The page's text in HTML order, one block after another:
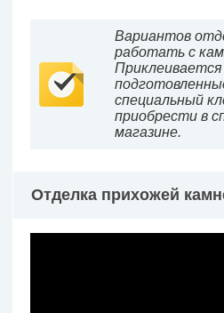
Вариантов
работать с
Приклеивается
специальный
приобрести в
магазине.
Отделка прихожей